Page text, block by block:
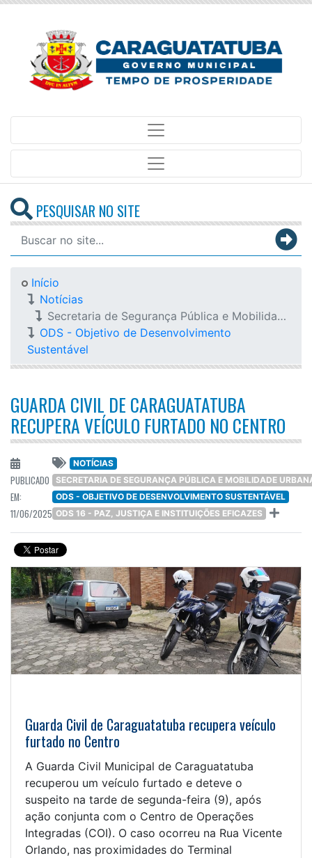
PESQUISAR NO SITE
Início
Notícias
Secretaria de Segurança Pública e Mobilidade Urbana
ODS - Objetivo de Desenvolvimento
Sustentável
GUARDA CIVIL DE CARAGUATATUBA
RECUPERA VEÍCULO FURTADO NO CENTRO
PUBLICADO
EM:
11/06/2025
NOTÍCIAS
SECRETARIA DE SEGURANÇA PÚBLICA E MOBILIDADE
ODS - OBJETIVO DE DESENVOLVIMENTO SUSTENTÁVEL
ODS 16 - PAZ, JUSTIÇA E INSTITUIÇÕES EFICAZES
Guarda Civil de Caraguatatuba recupera veículo
furtado no Centro
A Guarda Civil Municipal de Caraguatatuba
recuperou um veículo furtado e deteve o
suspeito na tarde de segunda-feira (9), após
ação conjunta com o Centro de Operações
Integradas (COI). O caso ocorreu na Rua Vicente
Orlando, nas proximidades do Terminal